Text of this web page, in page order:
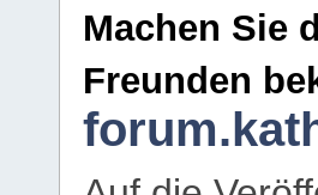
Machen Sie
Freunden